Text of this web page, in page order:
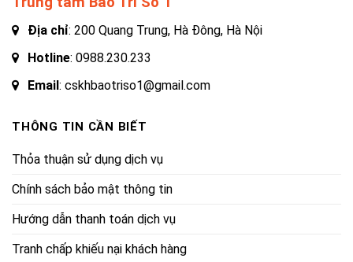
Địa chỉ: 200 Quang Trung, Hà Đông, Hà Nội
Hotline: 0988.230.233
Email: cskhbaotriso1@gmail.com
THÔNG TIN CẦN BIẾT
Thỏa thuận sử dụng dịch vụ
Chính sách bảo mật thông tin
Hướng dẫn thanh toán dịch vụ
Tranh chấp khiếu nại khách hàng